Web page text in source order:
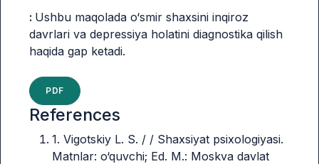
: Ushbu maqolada o‘smir shaxsini inqiroz
davrlari va depressiya holatini diagnostika qilish
haqida gap ketadi.
PDF
References
1. Vigotskiy L. S. / / Shaxsiyat psixologiyasi.
Matnlar: o‘quvchi; Ed. M.: Moskva davlat